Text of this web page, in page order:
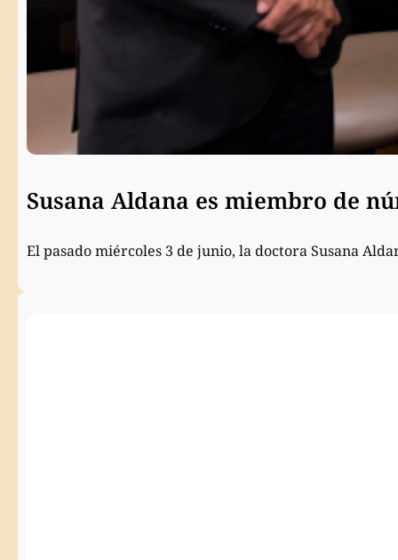
Susana Aldana es miembro de
El pasado miércoles 3 de junio, la doctora Susana